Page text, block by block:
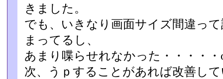
きました。
でも、いきなり画面サイズ間違っ
まってるし、
あまり喋らせれなかった・・・・・
次、うｐすることがあれば改善し